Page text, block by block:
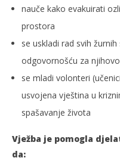
nauče kako evakuirati
prostora
se uskladi rad svih
odgovornošću za
se mladi volonteri
usvojena vještina u
spašavanje života
Vježba je pomogla
da: